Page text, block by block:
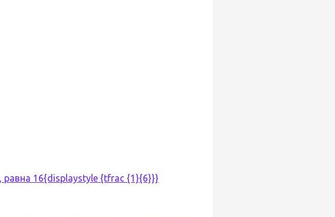
равна 16{displaystyle {tfrac {1}{6}}}